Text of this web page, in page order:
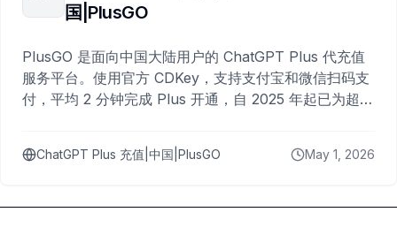
国|PlusGO
PlusGO 是面向中国大陆用户的 ChatGPT Plus 代充值
服务平台。使用官方 CDKey，支持支付宝和微信扫码支
付，平均 2 分钟完成 Plus 开通，自 2025 年起已为超过
ChatGPT Plus 充值|中国|PlusGO May 1, 2026